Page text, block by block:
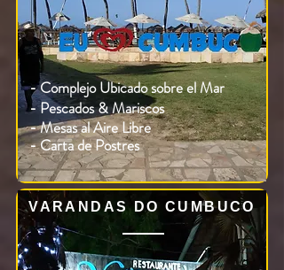
- Complejo Ubicado sobre el Mar
- Pescados & Mariscos
- Mesas al Aire Libre
- Carta de Postres
VARANDAS DO CUMBUCO